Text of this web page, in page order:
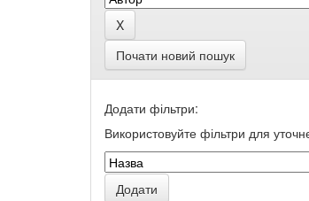
Почати новий пошук
Додати фільтри:
Використовуйте фільтри для